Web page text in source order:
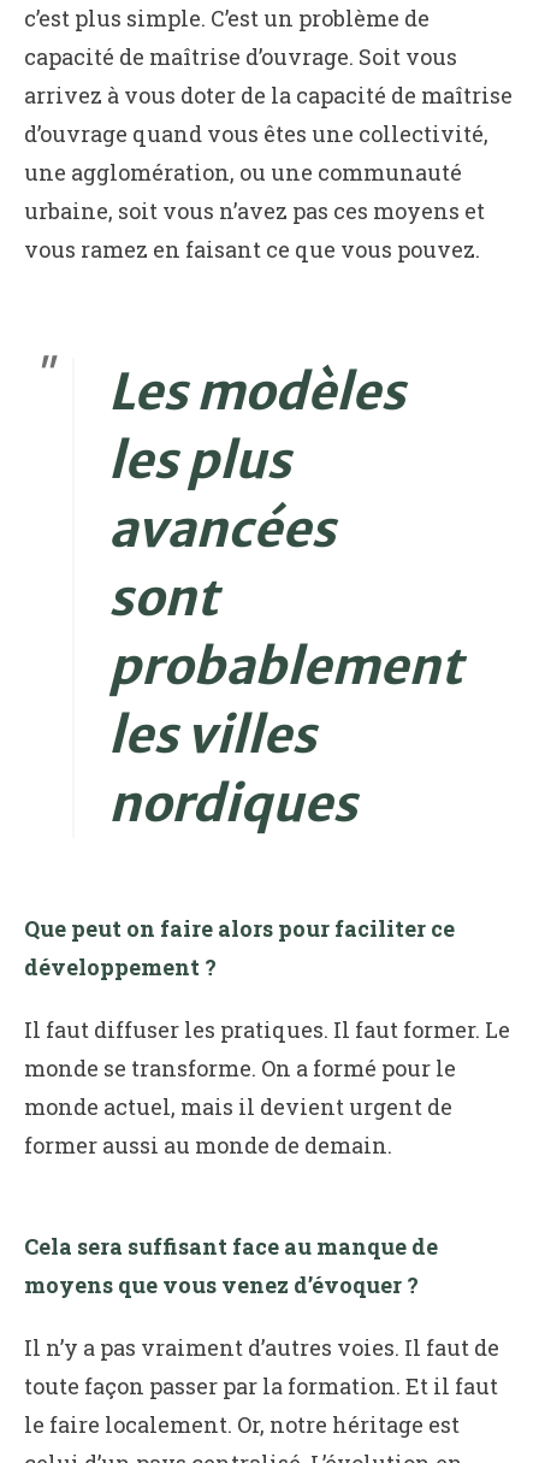
c’est plus simple. C’est un problème de
capacité de maîtrise d’ouvrage. Soit vous
arrivez à vous doter de la capacité de maîtrise
d’ouvrage quand vous êtes une collectivité,
une agglomération, ou une communauté
urbaine, soit vous n’avez pas ces moyens et
vous ramez en faisant ce que vous pouvez.
Les modèles
les plus
avancées
sont
probablement
les villes
nordiques
Que peut on faire alors pour faciliter ce
développement ?
Il faut diffuser les pratiques. Il faut former. Le
monde se transforme. On a formé pour le
monde actuel, mais il devient urgent de
former aussi au monde de demain.
Cela sera suffisant face au manque de
moyens que vous venez d’évoquer ?
Il n’y a pas vraiment d’autres voies. Il faut de
toute façon passer par la formation. Et il faut
le faire localement. Or, notre héritage est